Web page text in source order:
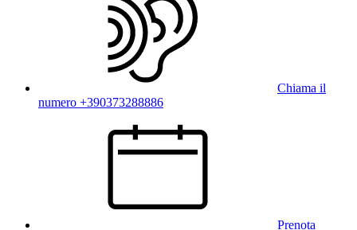
Chiama il
numero +390373288886
Prenota